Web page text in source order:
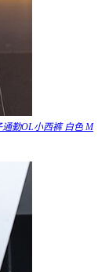
勤OL小西裤 白色 M